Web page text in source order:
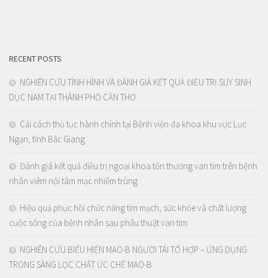
RECENT POSTS
NGHIÊN CỨU TÌNH HÌNH VÀ ĐÁNH GIÁ KẾT QUẢ ĐIỀU TRỊ SUY SINH
DỤC NAM TẠI THÀNH PHỐ CẦN THƠ
Cải cách thủ tục hành chính tại Bệnh viện đa khoa khu vực Lục
Ngạn, tỉnh Bắc Giang
Đánh giá kết quả điều trị ngoại khoa tổn thương van tim trên bệnh
nhân viêm nội tâm mạc nhiễm trùng
Hiệu quả phục hồi chức năng tim mạch, sức khỏe và chất lượng
cuộc sống của bệnh nhân sau phẫu thuật van tim
NGHIÊN CỨU BIỂU HIỆN MAO-B NGƯỜI TÁI TỔ HỢP – ỨNG DỤNG
TRONG SÀNG LỌC CHẤT ỨC CHẾ MAO-B